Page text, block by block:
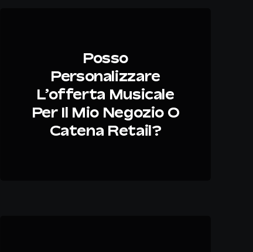
Posso
Personalizzare
L’offerta Musicale
Per Il Mio Negozio O
Catena Retail?